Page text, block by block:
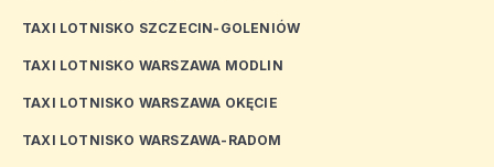
TAXI LOTNISKO SZCZECIN-GOLENIÓW
TAXI LOTNISKO WARSZAWA MODLIN
TAXI LOTNISKO WARSZAWA OKĘCIE
TAXI LOTNISKO WARSZAWA-RADOM